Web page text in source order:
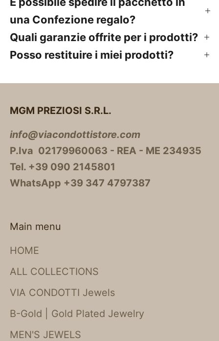
una Confezione regalo?
Quali garanzie offrite per i prodotti?
Posso restituire i miei prodotti?
MGM PREZIOSI S.R.L.
info@viacondottistore.com
P.Iva 02179960063 - REA - ME 234935
Tel. +39 090 2145801
WhatsApp +39 347 4797387
Main menu
HOME
ALL COLLECTIONS
VIA CONDOTTI Jewels
B-Gold | Gold Plated Jewelry
MEN'S JEWELS